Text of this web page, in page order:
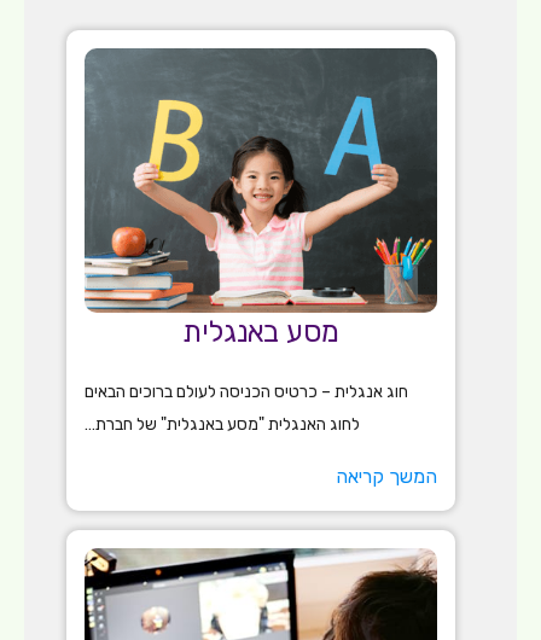
מסע באנגלית
חוג אנגלית – כרטיס הכניסה לעולם ברוכים הבאים
לחוג האנגלית "מסע באנגלית" של חברת…
המשך קריאה